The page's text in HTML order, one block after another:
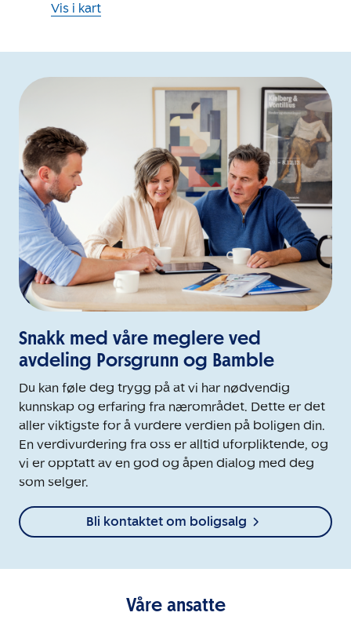
Vis i kart
Snakk med våre meglere ved
avdeling Porsgrunn og Bamble
Du kan føle deg trygg på at vi har nødvendig
kunnskap og erfaring fra nærområdet. Dette er det
aller viktigste for å vurdere verdien på boligen din.
En verdivurdering fra oss er alltid uforpliktende, og
vi er opptatt av en god og åpen dialog med deg
som selger.
Bli kontaktet om boligsalg
Våre ansatte